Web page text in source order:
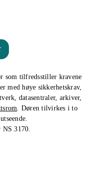
som tilfredsstiller kravene
med høye sikkerhetskrav,
datasentraler, arkiver,
. Døren tilvirkes i to
3170.